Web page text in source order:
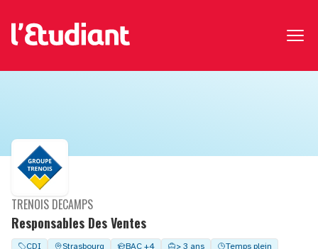
Responsables Des Ventes
TRENOIS DECAMPS
CDI Strasbourg BAC +4 > 3 ans
Temps plein